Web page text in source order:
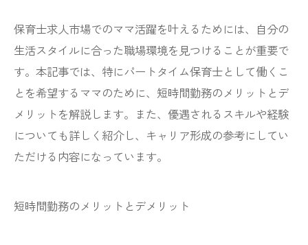
保育士求人市場でのママ活躍を叶えるためには、自分の
生活スタイルに合った職場環境を見つけることが重要で
す。本記事では、特にパートタイム保育士として働くこ
とを希望するママのために、短時間勤務のメリットとデ
メリットを解説します。また、優遇されるスキルや経験
についても詳しく紹介し、キャリア形成の参考にしてい
ただける内容になっています。
短時間勤務のメリットとデメリット